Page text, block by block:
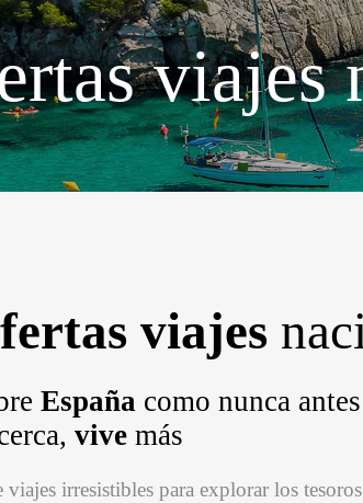
viajes
viajes
España como nunca
vivemás
viajes irresistibles para explorar los